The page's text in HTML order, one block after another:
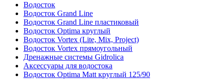
Водосток
Водосток Grand Line
Водосток Grand Line пластиковый
Водосток Optima круглый
Водосток Vortex (Lite, Mix, Project)
Водосток Vortex прямоугольный
Дренажные системы Gidrolica
Аксессуары для водостока
Водосток Optima Matt круглый 125/90